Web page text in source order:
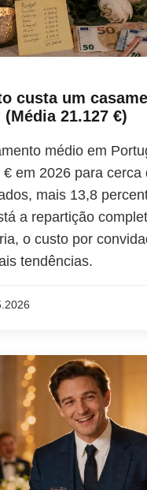
custa um
(Média 21.127 €)
médio em
€ em 2026 para cerca
mais 13,8
a repartição
o custo por
tendências.